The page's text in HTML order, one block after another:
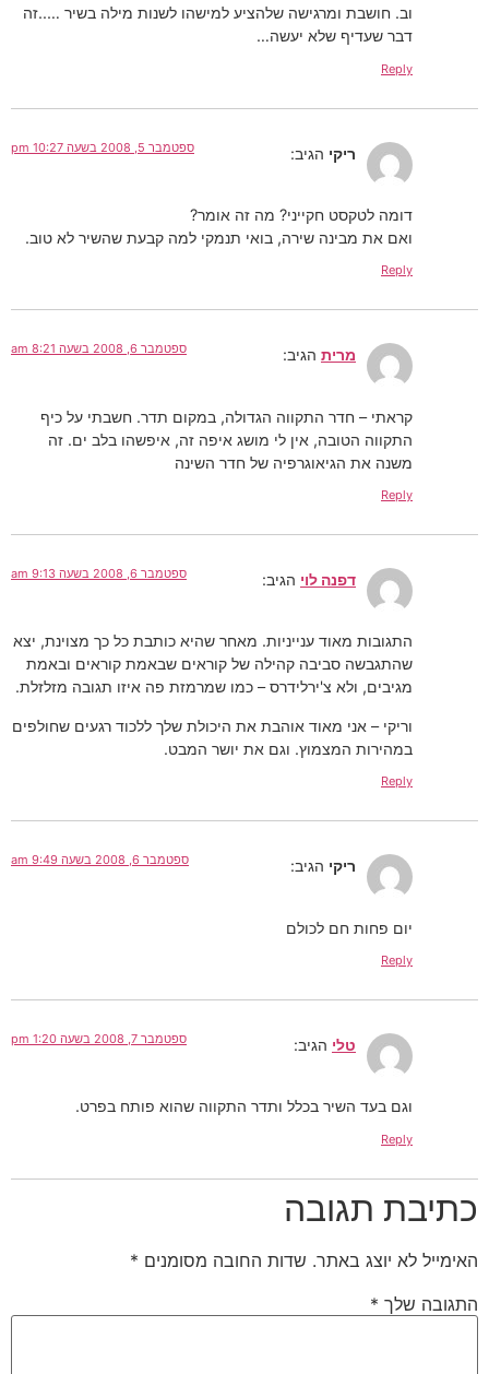
וב. חושבת ומרגישה שלהציע למישהו לשנות מילה בשיר …..זה
דבר שעדיף שלא יעשה…
Reply
ריקי הגיב: ספטמבר 5, 2008 בשעה 10:27 pm
דומה לטקסט חקייני? מה זה אומר?
ואם את מבינה שירה, בואי תנמקי למה קבעת שהשיר לא טוב.
Reply
מרית הגיב: ספטמבר 6, 2008 בשעה 8:21 am
קראתי – חדר התקווה הגדולה, במקום תדר. חשבתי על כיף
התקווה הטובה, אין לי מושג איפה זה, איפשהו בלב ים. זה
משנה את הגיאוגרפיה של חדר השינה
Reply
דפנה לוי הגיב: ספטמבר 6, 2008 בשעה 9:13 am
התגובות מאוד ענייניות. מאחר שהיא כותבת כל כך מצוינת, יצא
שהתגבשה סביבה קהילה של קוראים שבאמת קוראים ובאמת
מגיבים, ולא צ'ירלידרס – כמו שמרמזת פה איזו תגובה מזלזלת.
וריקי – אני מאוד אוהבת את היכולת שלך ללכוד רגעים שחולפים
במהירות המצמוץ. וגם את יושר המבט.
Reply
ריקי הגיב: ספטמבר 6, 2008 בשעה 9:49 am
יום פחות חם לכולם
Reply
טלי הגיב: ספטמבר 7, 2008 בשעה 1:20 pm
וגם בעד השיר בכלל ותדר התקווה שהוא פותח בפרט.
Reply
כתיבת תגובה
האימייל לא יוצג באתר. שדות החובה מסומנים *
התגובה שלך *